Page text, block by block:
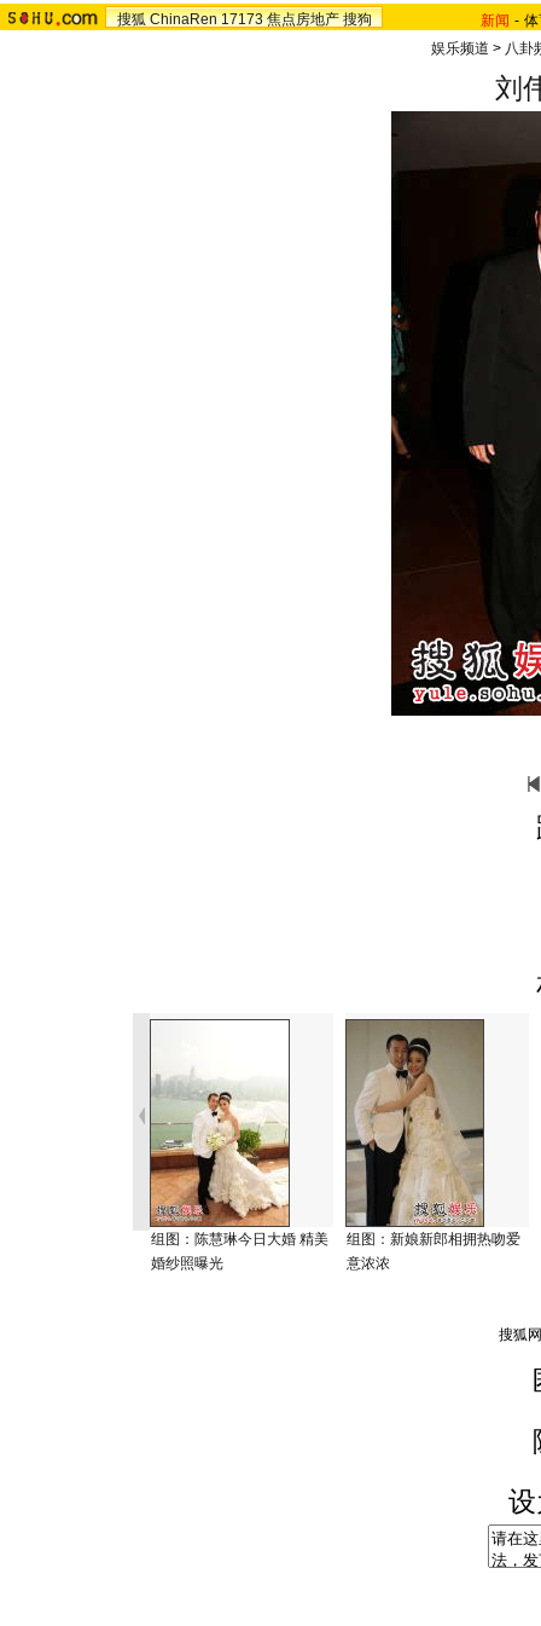
搜狐 ChinaRen 17173 焦点房地产 搜狗 新闻 -
娱乐频道 > 八卦
刘
组图：陈慧琳今日大婚 精美
婚纱照曝光
组图：新娘新郎相拥热吻爱
意浓浓